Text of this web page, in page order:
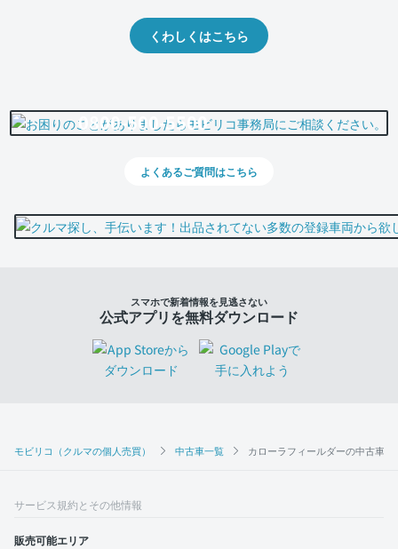
モビリコ（クルマの個人売買） 中古車一覧 カローラフィールダーの中古車一
くわしくはこちら
0800-500-5500
よくあるご質問はこちら
スマホで新着情報を見逃さない
公式アプリを無料ダウンロード
サービス規約とその他情報
販売可能エリア